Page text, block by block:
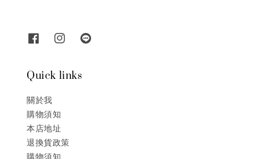
Quick links
關於我
購物須知
本店地址
退換貨政策
購物須知